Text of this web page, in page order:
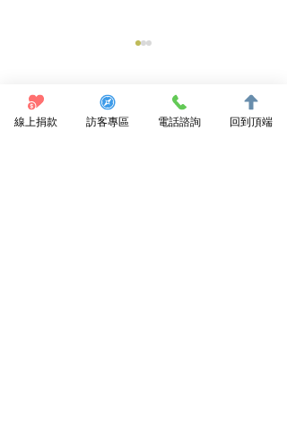
留言
線上捐款 訪客專區 電話諮詢 回到頂端